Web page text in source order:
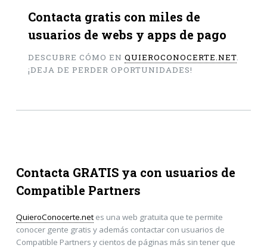
Contacta gratis con miles de
usuarios de webs y apps de pago
DESCUBRE CÓMO EN QUIEROCONOCERTE.NET.
¡DEJA DE PERDER OPORTUNIDADES!
Contacta GRATIS ya con usuarios de
Compatible Partners
QuieroConocerte.netes una web gratuita que te permite
conocer gente gratis y además contactar con usuarios de
Compatible Partners y cientos de páginas más sin tener que